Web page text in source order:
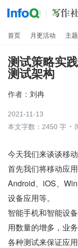
首页 月更活动 主
测试策略实
测试架构
作者： 刘冉
2021-11-13
本文字数：2450 字
今天我们来谈谈移
首先我们将移动应
Android、iOS、
设备应用等。
智能手机和智能设
用数量的增多，业
各种测试来保证应